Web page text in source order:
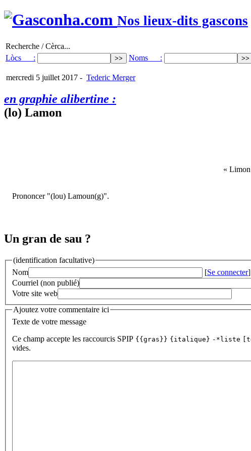
Nos lieux-dits gascons
Recherche / Cèrca...
Lòcs :
Noms :
mercredi 5 juillet 2017 - Tederic Merger
en graphie alibertine :
(lo) Lamon
«
Prononcer "(lou) Lamoun(g)".
Un gran de sau ?
(identification facultative)
Nom
[Se connecter]
Courriel (non publié)
Votre site web
Ajoutez votre commentaire ici
Texte de votre message
Ce champ accepte les raccourcis SPIP {{gras}} {italique} -*liste
vides.